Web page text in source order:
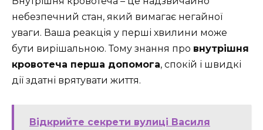
небезпечний стан, який вимагає негайної
уваги. Ваша реакція у перші хвилини може
бути вирішальною. Тому знання про внутрішня
кровотеча перша допомога, спокій і швидкі
дії здатні врятувати життя.
Відкрийте секрети вулиці Василя